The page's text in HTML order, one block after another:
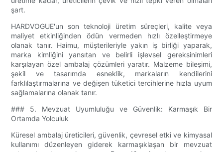
şart.
HARDVOGUE'un son teknoloji üretim süreçleri, kalite veya
maliyet etkinliğinden ödün vermeden hızlı özelleştirmeye
olanak tanır. Haimu, müşterileriyle yakın iş birliği yaparak,
marka kimliğini yansıtan ve belirli işlevsel gereksinimleri
karşılayan özel ambalaj çözümleri yaratır. Malzeme bileşimi,
şekil ve tasarımda esneklik, markaların kendilerini
farklılaştırmalarına ve değişen tüketici tercihlerine hızla uyum
sağlamalarına olanak tanır.
### 5. Mevzuat Uyumluluğu ve Güvenlik: Karmaşık Bir
Ortamda Yolculuk
Küresel ambalaj üreticileri, güvenlik, çevresel etki ve kimyasal
kullanımı düzenleyen giderek karmaşıklaşan bir mevzuat